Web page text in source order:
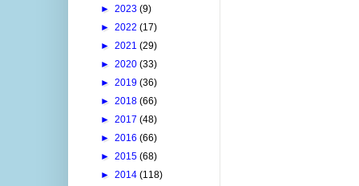
► 2023 (9)
► 2022 (17)
► 2021 (29)
► 2020 (33)
► 2019 (36)
► 2018 (66)
► 2017 (48)
► 2016 (66)
► 2015 (68)
► 2014 (118)